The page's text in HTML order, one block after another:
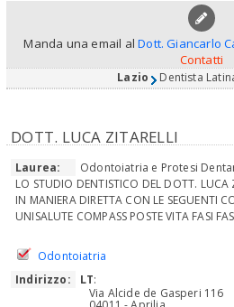
Manda una email alDott. Giancarlo
Contatti
Lazio Dentista
DOTT. LUCA ZITARELLI
Laurea:
Odontoiatria e Protesi
LO STUDIO DENTISTICO DEL DOTT.
IN MANIERA DIRETTA CON LE SEGUENTI
UNISALUTE COMPASS POSTE VITA FASI
Odontoiatria
Indirizzo:
LT:
Via Alcide de Gasperi 116